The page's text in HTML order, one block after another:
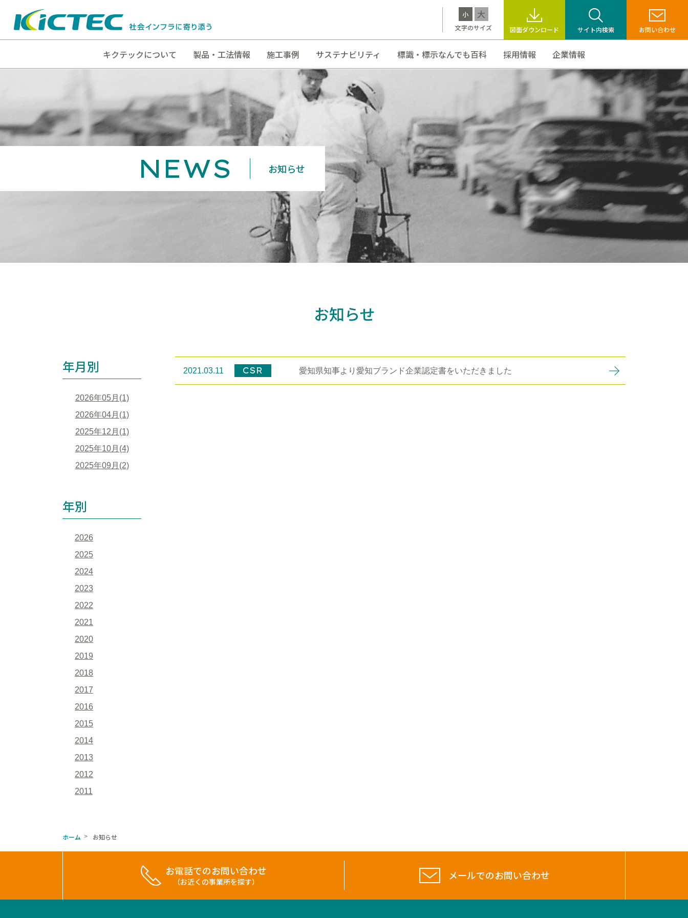
小 大
文字のサイズ 図面ダウンロード サイト内検索 お問い合わせ
キクテックについて 製品・工法情報 施工事例 サステナビリティ 標識・標示なんでも百科 採用情報 企業情報
NEWS お知らせ
お知らせ
年月別
2026年05月(1)
2026年04月(1)
2025年12月(1)
2025年10月(4)
2025年09月(2)
年別
2026
2025
2024
2023
2022
2021
2020
2019
2018
2017
2016
2015
2014
2013
2012
2011
2021.03.11 CSR 愛知県知事より愛知ブランド企業認定書をいただきました
ホーム > お知らせ
お電話でのお問い合わせ
（お近くの事業所を探す） メールでのお問い合わせ